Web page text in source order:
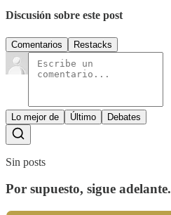
Discusión sobre este post
Comentarios Restacks
Lo mejor de Último Debates
Sin posts
Por supuesto, sigue adelante.